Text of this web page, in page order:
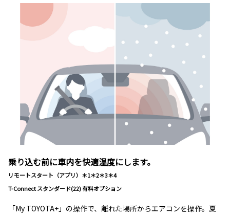
乗り込む前に車内を快適温度にします。
リモートスタート（アプリ）＊1＊2＊3＊4
T-Connect スタンダード(22) 有料オプション
「My TOYOTA+」の操作で、離れた場所からエアコンを操作。夏